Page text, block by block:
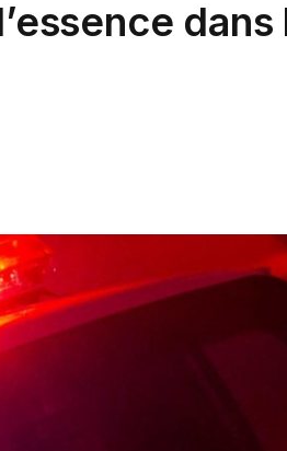
dans